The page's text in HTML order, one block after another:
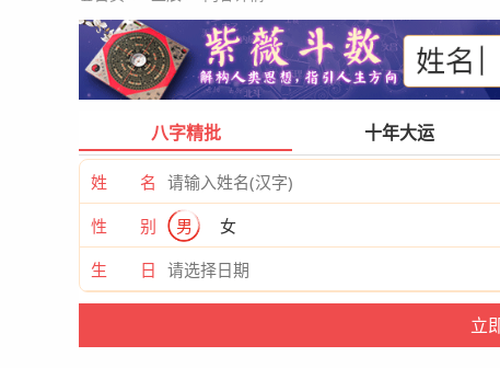
八字精批 十年大运
姓 名
性 别
男
女
生 日